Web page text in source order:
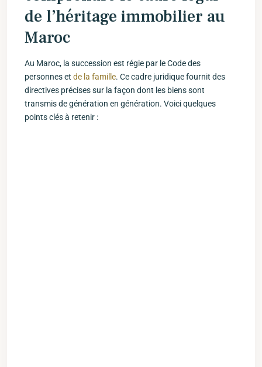
de l’héritage immobilier au
Maroc
Au Maroc, la⁢ succession est régie par le Code des
‌personnes et de la famille. ‍Ce cadre juridique fournit des
directives‍ précises sur la façon dont les biens sont
transmis de génération en génération. Voici quelques
points clés à retenir :